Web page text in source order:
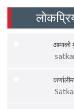
आमाको